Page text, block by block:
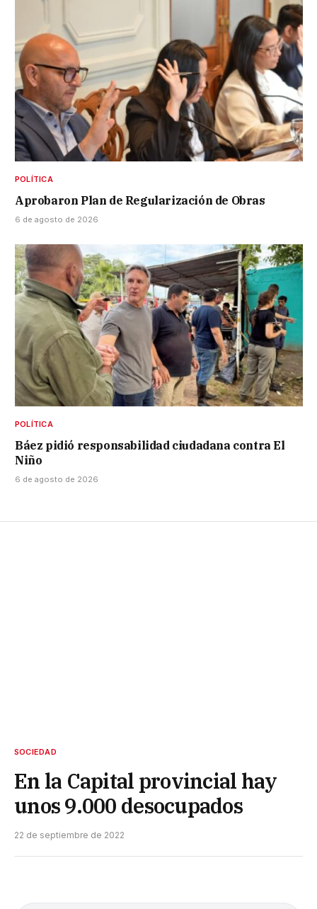
POLÍTICA
Aprobaron Plan de Regularización de Obras
6 de agosto de 2026
POLÍTICA
Báez pidió responsabilidad ciudadana contra El
Niño
6 de agosto de 2026
SOCIEDAD
En la Capital provincial hay
unos 9.000 desocupados
22 de septiembre de 2022